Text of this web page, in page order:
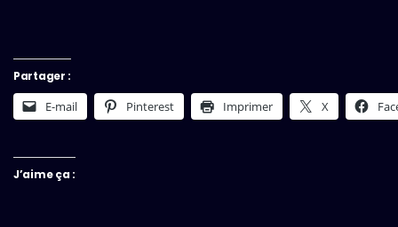
Partager :
E-mail Pinterest Imprimer X
J’aime ça :